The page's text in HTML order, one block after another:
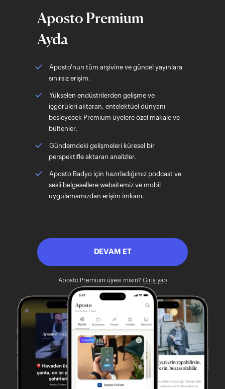
Aposto Premium
Ayda
Aposto'nun tüm arşivine ve güncel yayınlara
sınırsız erişim.
Yükselen endüstrilerden gelişme ve
içgörüleri aktaran, entelektüel dünyanı
besleyecek Premium üyelere özel makale ve
bültenler.
Gündemdeki gelişmeleri küresel bir
perspektifle aktaran analizler.
Aposto Radyo için hazırladığımız podcast ve
sesli belgesellere websitemiz ve mobil
uygulamamızdan erişim imkanı.
DEVAM ET
Aposto Premium üyesi misin? Giriş yap